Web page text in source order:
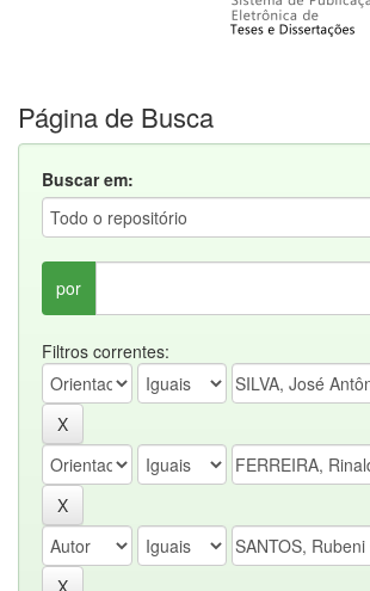
Página de Busca
Buscar em:
por
Filtros correntes: